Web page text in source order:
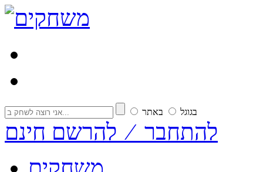
בגוגל באתר
להתחבר ⁄ להרשם חינם